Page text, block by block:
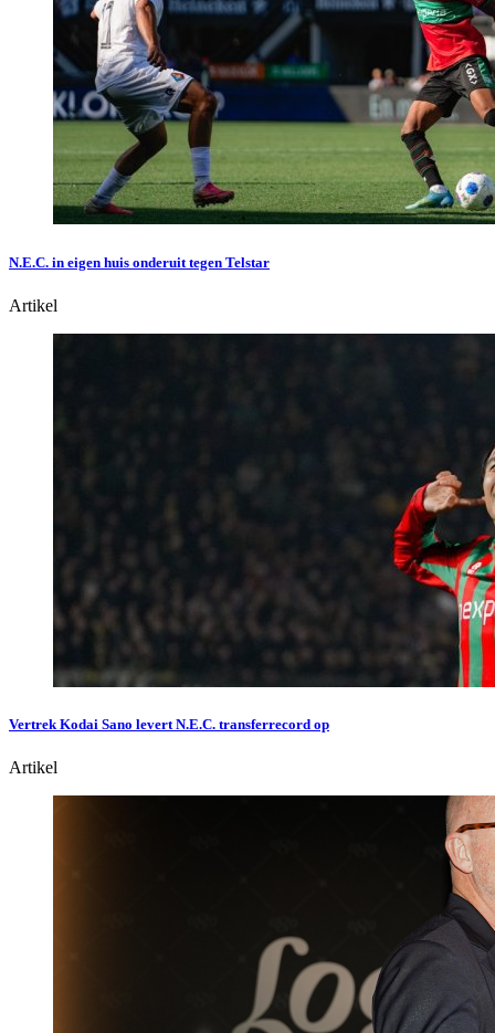
N.E.C. in eigen huis onderuit tegen Telstar
Artikel
Vertrek Kodai Sano levert N.E.C. transferrecord op
Artikel